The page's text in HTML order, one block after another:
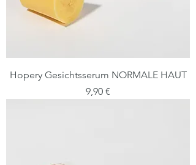
Hopery Gesichtsserum NORMALE HAUT
Preis
9,90 €